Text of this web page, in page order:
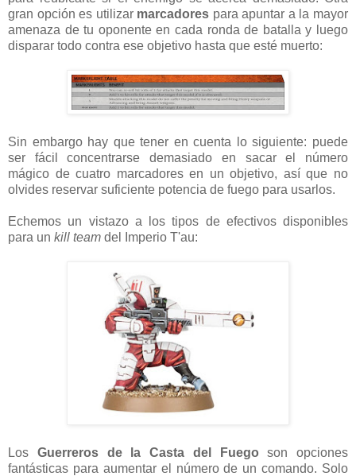
gran opción es utilizar marcadores para apuntar a la mayor
amenaza de tu oponente en cada ronda de batalla y luego
disparar todo contra ese objetivo hasta que esté muerto:
Sin embargo hay que tener en cuenta lo siguiente: puede
ser fácil concentrarse demasiado en sacar el número
mágico de cuatro marcadores en un objetivo, así que no
olvides reservar suficiente potencia de fuego para usarlos.
Echemos un vistazo a los tipos de efectivos disponibles
para un kill team del Imperio T'au:
Los Guerreros de la Casta del Fuego son opciones
fantásticas para aumentar el número de un comando. Solo